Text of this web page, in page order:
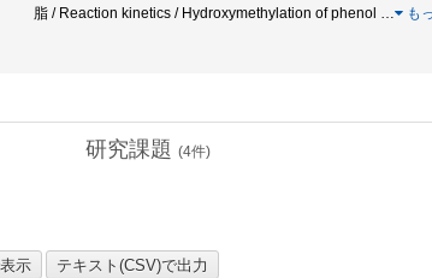
脂 / Reaction kinetics / Hydroxymethylation of phenol … も
研究課題 (4件)